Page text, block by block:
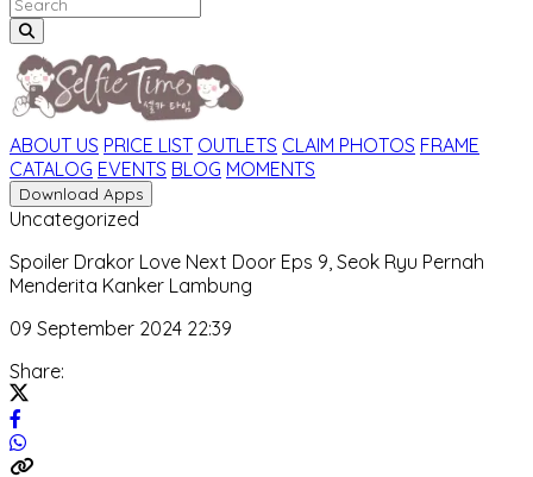
ABOUT US PRICE LIST OUTLETS CLAIM PHOTOS FRAME
CATALOG EVENTS BLOG MOMENTS
Download Apps
Uncategorized
Spoiler Drakor Love Next Door Eps 9, Seok Ryu Pernah
Menderita Kanker Lambung
09 September 2024 22:39
Share: